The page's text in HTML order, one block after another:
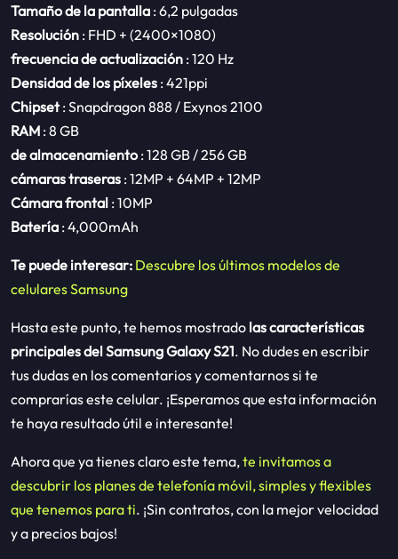
Tamaño de la pantalla : 6,2 pulgadas
Resolución : FHD + (2400×1080)
frecuencia de actualización : 120 Hz
Densidad de los píxeles : 421ppi
Chipset: Snapdragon 888 / Exynos 2100
RAM : 8 GB
de almacenamiento: 128 GB / 256 GB
cámaras traseras : 12MP + 64MP + 12MP
Cámara frontal : 10MP
Batería : 4,000mAh
Te puede interesar: Descubre los últimos modelos de
celulares Samsung
Hasta este punto, te hemos mostrado las características
principales del Samsung Galaxy S21. No dudes en escribir
tus dudas en los comentarios y comentarnos si te
comprarías este celular. ¡Esperamos que esta información
te haya resultado útil e interesante!
Ahora que ya tienes claro este tema,te invitamos a
descubrir los planes de telefonía móvil, simples y flexibles
que tenemos para ti. ¡Sin contratos, con la mejor velocidad
y a precios bajos!